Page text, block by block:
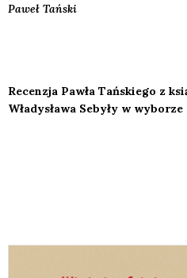
Paweł Tański
Recenzja Pawła Tańskiego z
Władysława Sebyły w